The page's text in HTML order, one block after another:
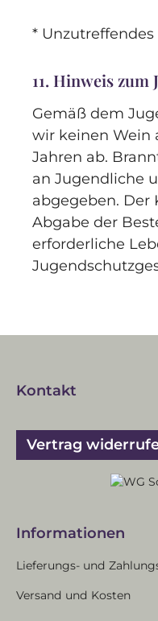
*
11. Hinweis zum
Gemäß dem
wir keinen Wein
Jahren ab.
an Jugendliche
abgegeben.
Abgabe der
erforderliche
Kontakt
Vertrag
Informationen
Lieferungs- und
Versand und Kosten